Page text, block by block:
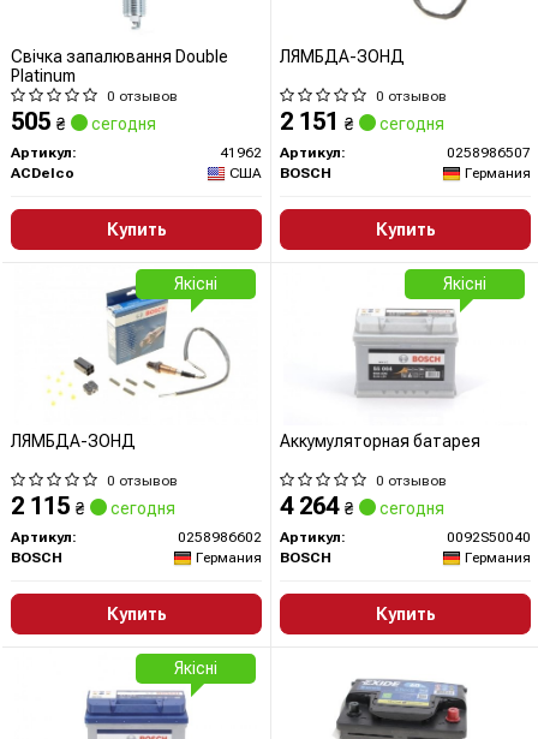
Свічка запалювання Double
Platinum
0 отзывов
505 ₴ сегодня
Артикул:
41962
ACDelco
США
Купить
ЛЯМБДА-ЗОНД
0 отзывов
2 151 ₴ сегодня
Артикул:
0258986507
BOSCH
Германия
Купить
ЛЯМБДА-ЗОНД
0 отзывов
2 115 ₴ сегодня
Артикул:
0258986602
BOSCH
Германия
Купить
Якісні
Аккумуляторная батарея
0 отзывов
4 264 ₴ сегодня
Артикул:
0092S50040
BOSCH
Германия
Купить
Якісні
Якісні